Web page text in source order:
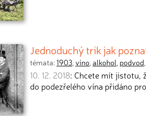
Jednoduchý trik jak
témata:1903,víno,alkohol, podvod,
10. 12. 2018: Chcete mít jistotu,
do podezřelého vína přidáno